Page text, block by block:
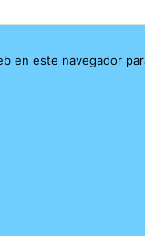
en este navegador